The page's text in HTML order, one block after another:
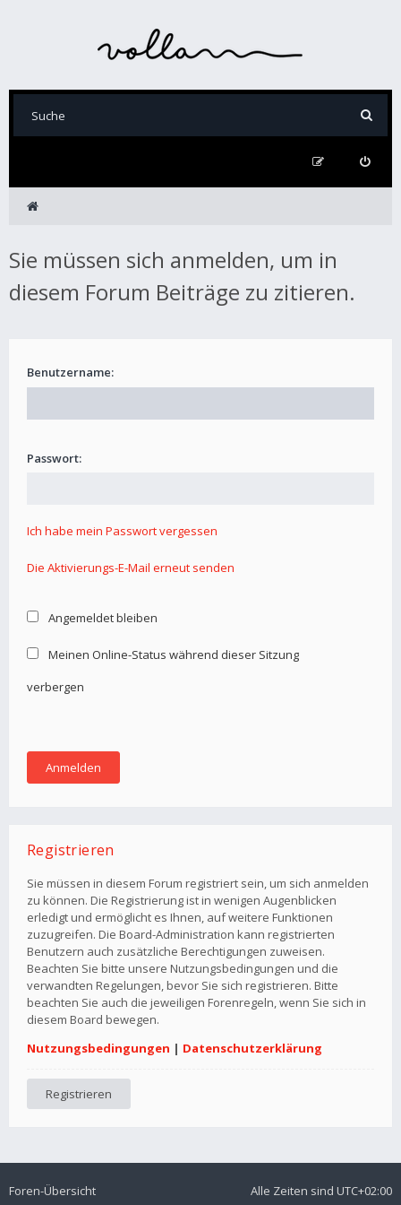
Sie müssen sich anmelden, um in
diesem Forum Beiträge zu zitieren.
Benutzername:
Passwort:
Ich habe mein Passwort vergessen
Die Aktivierungs-E-Mail erneut senden
Angemeldet bleiben
Meinen Online-Status während dieser Sitzung
verbergen
Registrieren
Sie müssen in diesem Forum registriert sein, um sich anmelden
zu können. Die Registrierung ist in wenigen Augenblicken
erledigt und ermöglicht es Ihnen, auf weitere Funktionen
zuzugreifen. Die Board-Administration kann registrierten
Benutzern auch zusätzliche Berechtigungen zuweisen.
Beachten Sie bitte unsere Nutzungsbedingungen und die
verwandten Regelungen, bevor Sie sich registrieren. Bitte
beachten Sie auch die jeweiligen Forenregeln, wenn Sie sich in
diesem Board bewegen.
Nutzungsbedingungen | Datenschutzerklärung
Registrieren
Foren-Übersicht Alle Zeiten sind UTC+02:00